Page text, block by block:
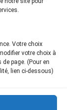
Votre choix
votre choix à
page. (Pour en
lien ci-dessous)